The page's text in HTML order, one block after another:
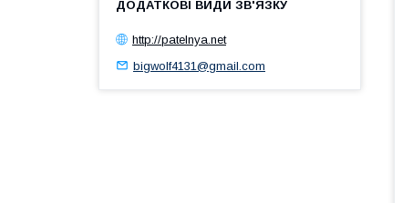
http://patelnya.net
bigwolf4131@gmail.com